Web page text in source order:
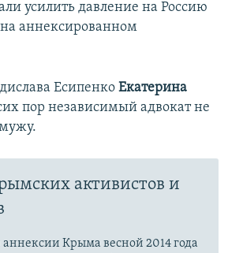
усилить давление на Россию
аннексированном
Есипенко Екатерина
пор независимый адвокат не
активистов и
аннексии Крыма весной 2014 года